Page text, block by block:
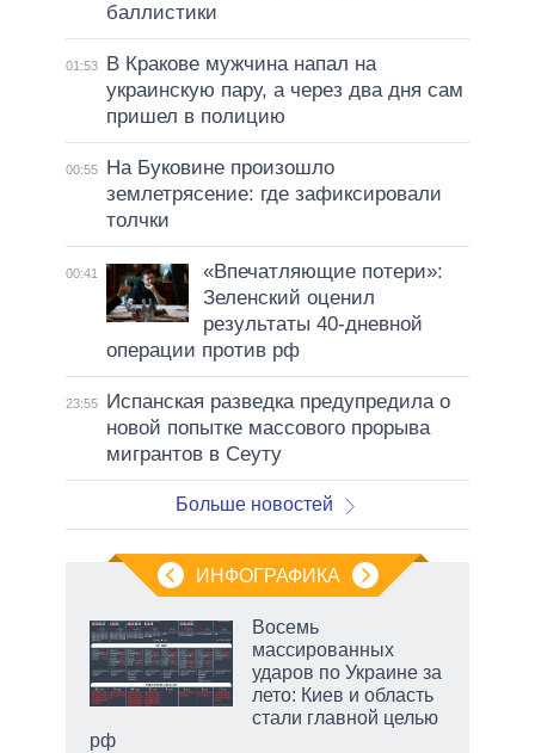
баллистики
01:53
В Кракове мужчина напал на
украинскую пару, а через два дня сам
пришел в полицию
00:55
На Буковине произошло
землетрясение: где зафиксировали
толчки
00:41
«Впечатляющие потери»:
Зеленский оценил
результаты 40-дневной
операции против рф
23:55
Испанская разведка предупредила о
новой попытке массового прорыва
мигрантов в Сеуту
Больше новостей
ИНФОГРАФИКА
Восемь
массированных
ударов по Украине за
лето: Киев и область
стали главной целью
рф